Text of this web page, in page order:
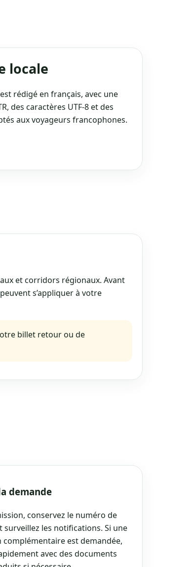
locale
rédigé en français, avec une
des caractères UTF‑8 et des
aux voyageurs francophones.
et corridors régionaux. Avant
s’appliquer à votre
billet retour ou de
demande
conservez le numéro de
surveillez les notifications. Si une
est demandée,
avec des documents